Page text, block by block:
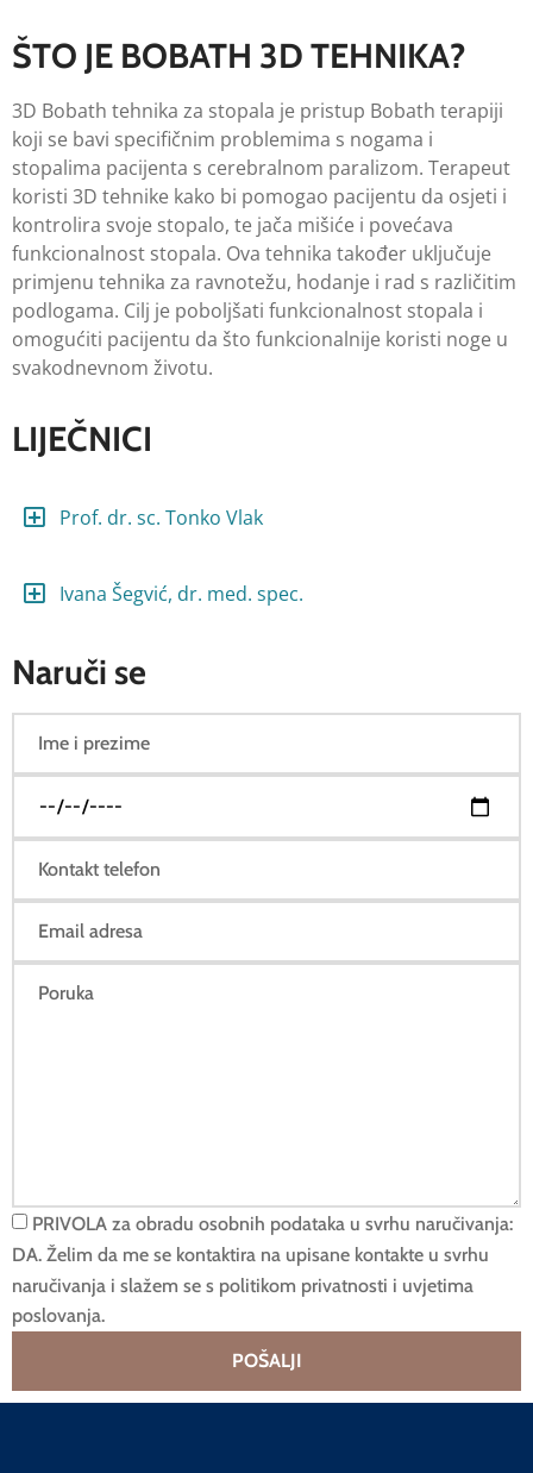
ŠTO JE BOBATH 3D TEHNIKA?
3D Bobath tehnika za stopala je pristup Bobath terapiji
koji se bavi specifičnim problemima s nogama i
stopalima pacijenta s cerebralnom paralizom. Terapeut
koristi 3D tehnike kako bi pomogao pacijentu da osjeti i
kontrolira svoje stopalo, te jača mišiće i povećava
funkcionalnost stopala. Ova tehnika također uključuje
primjenu tehnika za ravnotežu, hodanje i rad s različitim
podlogama. Cilj je poboljšati funkcionalnost stopala i
omogućiti pacijentu da što funkcionalnije koristi noge u
svakodnevnom životu.
LIJEČNICI
Prof. dr. sc. Tonko Vlak
Ivana Šegvić, dr. med. spec.
Naruči se
PRIVOLA za obradu osobnih podataka u svrhu naručivanja:
DA. Želim da me se kontaktira na upisane kontakte u svrhu
naručivanja i slažem se s politikom privatnosti i uvjetima
poslovanja.
POŠALJI